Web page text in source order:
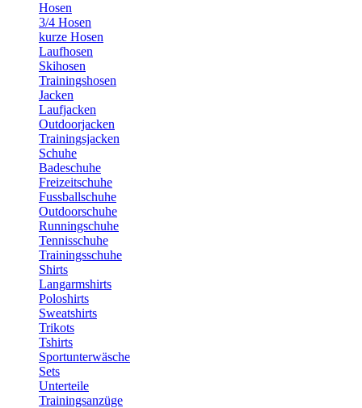
Hosen
3/4 Hosen
kurze Hosen
Laufhosen
Skihosen
Trainingshosen
Jacken
Laufjacken
Outdoorjacken
Trainingsjacken
Schuhe
Badeschuhe
Freizeitschuhe
Fussballschuhe
Outdoorschuhe
Runningschuhe
Tennisschuhe
Trainingsschuhe
Shirts
Langarmshirts
Poloshirts
Sweatshirts
Trikots
Tshirts
Sportunterwäsche
Sets
Unterteile
Trainingsanzüge